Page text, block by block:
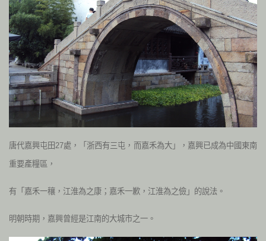
唐代嘉興屯田27處，「浙西有三屯，而嘉禾為大」，嘉興已成為中國東南
重要產糧區，
有「嘉禾一穰，江淮為之康；嘉禾一歉，江淮為之儉」的說法。
明朝時期，嘉興曾經是江南的大城市之一。